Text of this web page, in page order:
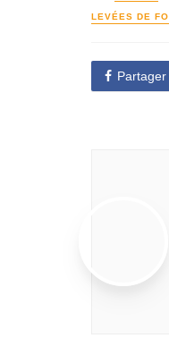
LEVÉES DE
Partager